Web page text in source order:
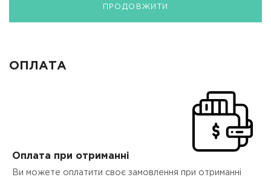
ПРОДОВЖИТИ
ОПЛАТА
Оплата при отриманні
Ви можете оплатити своє замовлення при отриманні